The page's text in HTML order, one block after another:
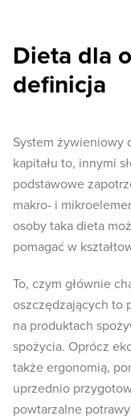
Dieta dla
definicja
System żywieniowy
kapitału to, innymi
podstawowe
makro- i
osoby taka dieta
pomagać w
To, czym głównie
oszczędzających to
na produktach
spożycia. Oprócz
także ergonomią,
uprzednio
powtarzalne